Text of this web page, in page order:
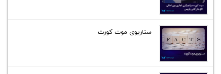
سناریوی موت کورت